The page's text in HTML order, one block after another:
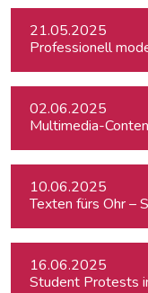
21.05.2025
Professionell
02.06.2025
Multimedia-
10.06.2025
Texten fürs Ohr –
16.06.2025
Student Protests